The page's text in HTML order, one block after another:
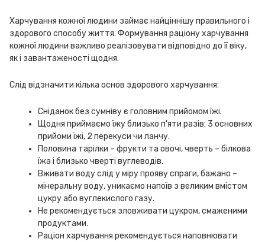
Харчування кожної людини займає найціннішу правильного і
здорового способу життя. Формування раціону харчування
кожної людини важливо реалізовувати відповідно до її віку,
як і завантаженості щодня.
Слід відзначити кілька основ здорового харчування:
Сніданок без сумніву є головним прийомом їжі.
Щодня приймаємо їжу близько п'яти разів: 3 основних
прийоми їжі, 2 перекуси чи ланчу.
Половина тарілки – фрукти та овочі, чверть – білкова
їжа і близько чверті вуглеводів.
Вживати воду слід у міру прояву спраги, бажано –
мінеральну воду, уникаємо напоїв з великим вмістом
цукру або вуглекислого газу.
Не рекомендується зловживати цукром, смаженими
продуктами.
Раціон харчування рекомендується наповнювати